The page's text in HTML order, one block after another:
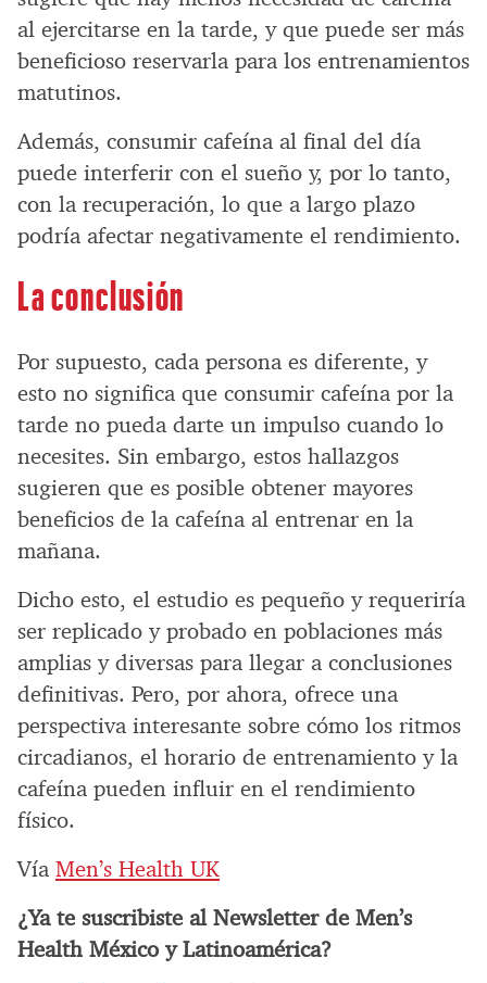
al ejercitarse en la tarde, y que puede ser más
beneficioso reservarla para los entrenamientos
matutinos.
Además, consumir cafeína al final del día
puede interferir con el sueño y, por lo tanto,
con la recuperación, lo que a largo plazo
podría afectar negativamente el rendimiento.
La conclusión
Por supuesto, cada persona es diferente, y
esto no significa que consumir cafeína por la
tarde no pueda darte un impulso cuando lo
necesites. Sin embargo, estos hallazgos
sugieren que es posible obtener mayores
beneficios de la cafeína al entrenar en la
mañana.
Dicho esto, el estudio es pequeño y requeriría
ser replicado y probado en poblaciones más
amplias y diversas para llegar a conclusiones
definitivas. Pero, por ahora, ofrece una
perspectiva interesante sobre cómo los ritmos
circadianos, el horario de entrenamiento y la
cafeína pueden influir en el rendimiento
físico.
Vía Men’s Health UK
¿Ya te suscribiste al Newsletter de Men’s
Health México y Latinoamérica?